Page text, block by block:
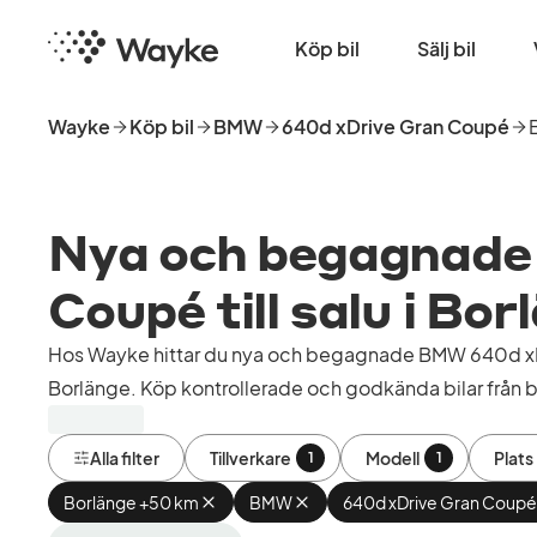
huvudinnehåll
Startsida Köp bil Sälj bil
Wayke Köp bil BMW 640d xDrive Gran Coupé
Nya och
Coupé till salu i
Hos Wayke hittar du nya och begagnade BMW 640d
Borlänge. Köp kontrollerade och godkända bilar från
Alla filter Tillverkare 1 Modell 1 Plats
Borlänge +50 km Ta
bort
BMW Ta
bort
640d xDrive Gran Coupé